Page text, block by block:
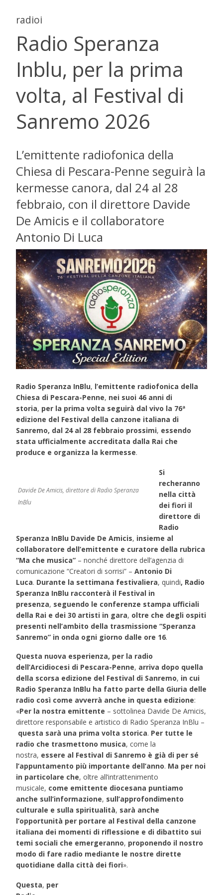
radioi
Radio Speranza
Inblu, per la prima
volta, al Festival di
Sanremo 2026
L’emittente radiofonica della
Chiesa di Pescara-Penne seguirà la
kermesse canora, dal 24 al 28
febbraio, con il direttore Davide
De Amicis e il collaboratore
Antonio Di Luca
Radio Speranza InBlu, l’emittente radiofonica della
Chiesa di Pescara-Penne, nei suoi 46 anni di
storia, per la prima volta seguirà dal vivo la 76ª
edizione del Festival della canzone italiana di
Sanremo, dal 24 al 28 febbraio prossimi, essendo
stata ufficialmente accreditata dalla Rai che
produce e organizza la kermesse.
Davide De Amicis, direttore di Radio Speranza
InBlu
Si
recheranno
nella città
dei fiori il
direttore di
Radio
Speranza InBlu Davide De Amicis, insieme al
collaboratore dell’emittente e curatore della rubrica
“Ma che musica” – nonché direttore dell’agenzia di
comunicazione “Creatori di sorrisi” –Antonio Di
Luca. Durante la settimana festivaliera, quindi, Radio
Speranza InBlu racconterà il Festival in
presenza, seguendo le conferenze stampa ufficiali
della Rai e dei 30 artisti in gara, oltre che degli ospiti
presenti nell’ambito della trasmissione “Speranza
Sanremo” in onda ogni giorno dalle ore 16.
Questa nuova esperienza, per la radio
dell’Arcidiocesi di Pescara-Penne, arriva dopo quella
della scorsa edizione del Festival di Sanremo, in cui
Radio Speranza InBlu ha fatto parte della Giuria delle
radio così come avverrà anche in questa edizione:
«Per la nostra emittente – sottolinea Davide De Amicis,
direttore responsabile e artistico di Radio Speranza InBlu –
questa sarà una prima volta storica. Per tutte le
radio che trasmettono musica, come la
nostra, essere al Festival di Sanremo è già di per sé
l’appuntamento più importante dell’anno. Ma per noi
in particolare che, oltre all’intrattenimento
musicale, come emittente diocesana puntiamo
anche sull’informazione, sull’approfondimento
culturale e sulla spiritualità, sarà anche
l’opportunità per portare al Festival della canzone
italiana dei momenti di riflessione e di dibattito sui
temi sociali che emergeranno, proponendo il nostro
modo di fare radio mediante le nostre dirette
quotidiane dalla città dei fiori».
Questa, per